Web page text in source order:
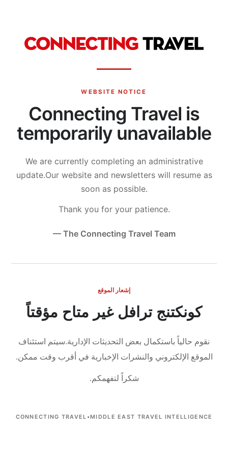
WEBSITE NOTICE
Connecting Travel is
temporarily unavailable
We are currently completing an administrative
update.Our website and newsletters will resume as
soon as possible.
Thank you for your patience.
— The Connecting Travel Team
إشعار الموقع
كونكتنج ترافل غير متاح مؤقتاً
نقوم حالياً باستكمال بعض التحديثات الإدارية.سيتم استئناف
الموقع الإلكتروني والنشرات الإخبارية في أقرب وقت ممكن.
شكراً لتفهمكم.
CONNECTING TRAVEL •MIDDLE EAST TRAVEL INTELLIGENCE